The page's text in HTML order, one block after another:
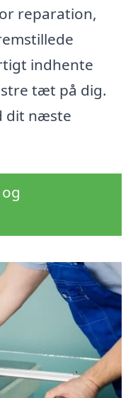
reparation,
indhente
tæt på dig.
dit næste